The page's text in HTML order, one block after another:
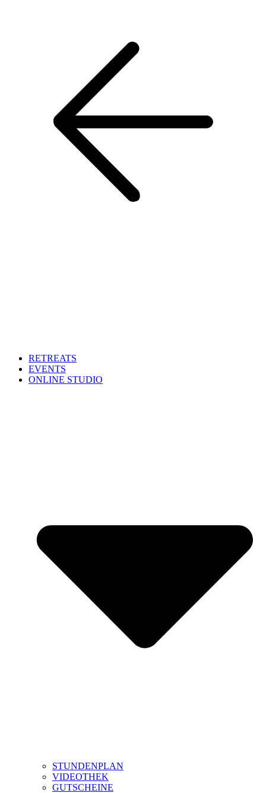
RETREATS
EVENTS
ONLINE STUDIO
STUNDENPLAN
VIDEOTHEK
GUTSCHEINE